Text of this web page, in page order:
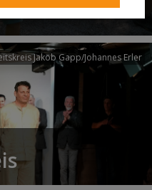
Jakob Gapp/Johannes Erler